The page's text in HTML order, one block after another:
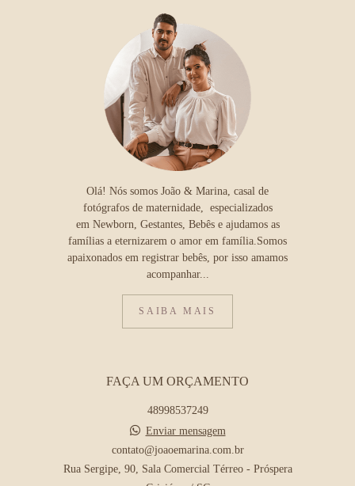
Olá! Nós somos João & Marina, casal de
fotógrafos de maternidade, especializados
em Newborn, Gestantes, Bebês e ajudamos as
famílias a eternizarem o amor em família.Somos
apaixonados em registrar bebês, por isso amamos
acompanhar...
SAIBA MAIS
FAÇA UM ORÇAMENTO
48998537249
Enviar mensagem
contato@joaoemarina.com.br
Rua Sergipe, 90, Sala Comercial Térreo - Próspera